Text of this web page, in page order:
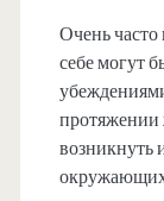
Очень часто
себе могут
протяжении
возникнуть
окружающих